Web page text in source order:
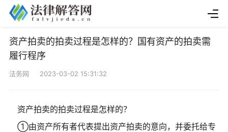
资产拍卖的拍卖过程是怎样的？国有资产的拍卖需
履行程序
法务网 2023-03-02 15:31:32
资产拍卖的拍卖过程是怎样的？
①由资产所有者代表提出资产拍卖的意向，并委托给专